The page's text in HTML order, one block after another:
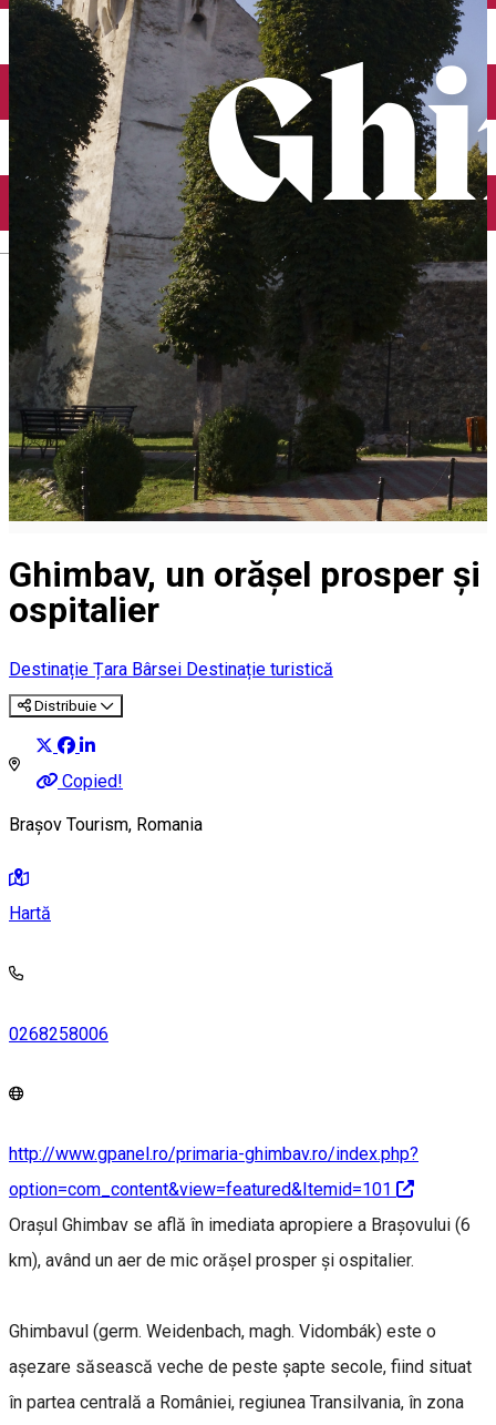
English
Ghimbav, un orășel prosper și
ospitalier
Destinație Țara Bârsei Destinație turistică
Distribuie
Copied!
Brașov Tourism, Romania
Hartă
0268258006
http://www.gpanel.ro/primaria-ghimbav.ro/index.php?
option=com_content&view=featured&Itemid=101
Orașul Ghimbav se află în imediata apropiere a Brașovului (6
km), având un aer de mic orășel prosper și ospitalier.
Ghimbavul (germ. Weidenbach, magh. Vidombák) este o
așezare săsească veche de peste șapte secole, fiind situat
în partea centrală a României, regiunea Transilvania, în zona